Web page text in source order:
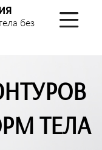
без
ТЕЛА